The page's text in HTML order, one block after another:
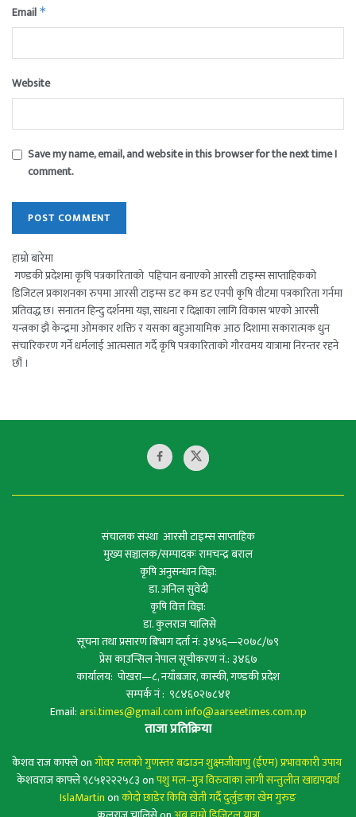
Email *
Website
Save my name, email, and website in this browser for the next time I
comment.
हाम्रो बारेमा
गण्डकी प्रदेशमा कृषि पत्रकारिताको पहिचान बनाएको आरसी टाइम्स साप्ताहिकको
डिजिटल प्रकाशनका रुपमा आरसी टाइम्स डट कम डट एनपी कृषि वीटमा पत्रकारिता गर्नमा
प्रतिवद्ध छ। सनातन हिन्दु दर्शनमा यज्ञ, साधना र दिक्षाका लागि विकास भएको आरसी
यन्त्रका झै केन्द्रमा ओमकार शक्ति र यसका बहुआयामिक आठ दिशामा सकारात्मक धुन
संचारिकरण गर्ने धर्मलाई आत्मसात गर्दै कृषि पत्रकारिताको गौरवमय यात्रामा निरन्तर रहने
छौं ।
संचालक संस्था आरसी टाइम्स साप्ताहिक
मुख्य सञ्चालक/सम्पादकः रामचन्द्र बराल
कृषि अनुसन्धान विज्ञ:
डा. अनिल सुवेदी
कृषि वित्त विज्ञ:
डा. कुलराज चालिसे
सूचना तथा प्रसारण बिभाग दर्ता नं: ३४५६—२०७८/७९
प्रेस काउन्सिल नेपाल सूचीकरण नं.: ३४६७
कार्यालय: पोखरा—८, नयाँबजार, कास्की, गण्डकी प्रदेश
सम्पर्क नं : ९८४६०२७८४१
Email:arsi.times@gmail.cominfo@aarseetimes.com.np
ताजा प्रतिक्रिया
केशव राज काफ्लेonगोवर मलको गुणस्तर बढाउन शुक्ष्मजीवाणु (ईएम) प्रभावकारी उपाय
केशवराज काफ्ले ९८५१२२२५८३onपशु मल–मुत्र विरुवाका लागी सन्तुलीत खाद्यपदार्थ
IslaMartinonकोदो छाडेर किवि खेती गर्दै दुर्लुङका खेम गुरुङ